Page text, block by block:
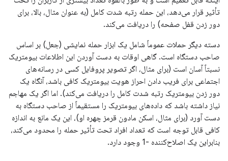
تأثیر قرار می‌دهد، این حمله رتبه شدت کامل (به عنوان مثال، بالا، برای
دور زدن قفل صفحه) را دریافت می‌کند.
دسته دیگر حملات عموماً شامل یک ابزار حمله نمایشی (جعل) بر اساس
صاحب دستگاه است. گاهی اوقات به دست آوردن این اطلاعات بیومتریک
نسبتاً آسان است (برای مثال، اگر تصویر پروفایل کسی در رسانه‌های
اجتماعی برای فریب دادن احراز هویت بیومتریک کافی باشد، آنگاه یک
دور زدن بیومتریک رتبه شدت کامل را دریافت می‌کند). اما اگر یک مهاجم
نیاز داشته باشد که داده‌های بیومتریک را مستقیماً از صاحب دستگاه به
دست آورد (برای مثال، اسکن مادون قرمز چهره او)، این یک مانع به اندازه
کافی قابل توجه است که تعداد افراد تحت تأثیر حمله را محدود می‌کند،
بنابراین یک اصلاح‌کننده -1 وجود دارد.